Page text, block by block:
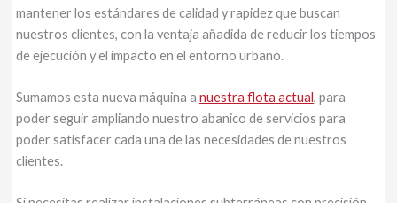
mantener los estándares de calidad y rapidez que buscan
nuestros clientes, con la ventaja añadida de reducir los tiempos
de ejecución y el impacto en el entorno urbano.
Sumamos esta nueva máquina a nuestra flota actual, para
poder seguir ampliando nuestro abanico de servicios para
poder satisfacer cada una de las necesidades de nuestros
clientes.